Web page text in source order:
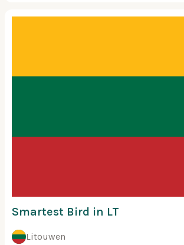
Smartest Bird in LT
Litouwen